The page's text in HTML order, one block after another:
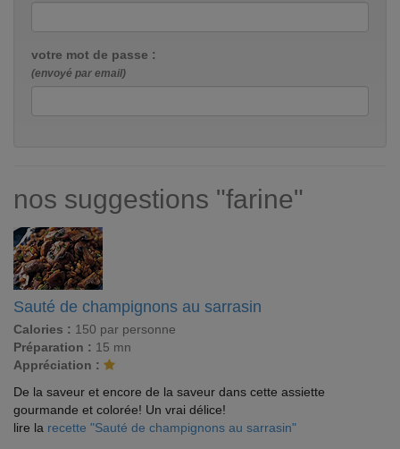
votre mot de passe :
(envoyé par email)
nos suggestions "farine"
Sauté de champignons au sarrasin
Calories : 150 par personne
Préparation : 15 mn
Appréciation :
De la saveur et encore de la saveur dans cette assiette
gourmande et colorée! Un vrai délice!
lire la recette "Sauté de champignons au sarrasin"